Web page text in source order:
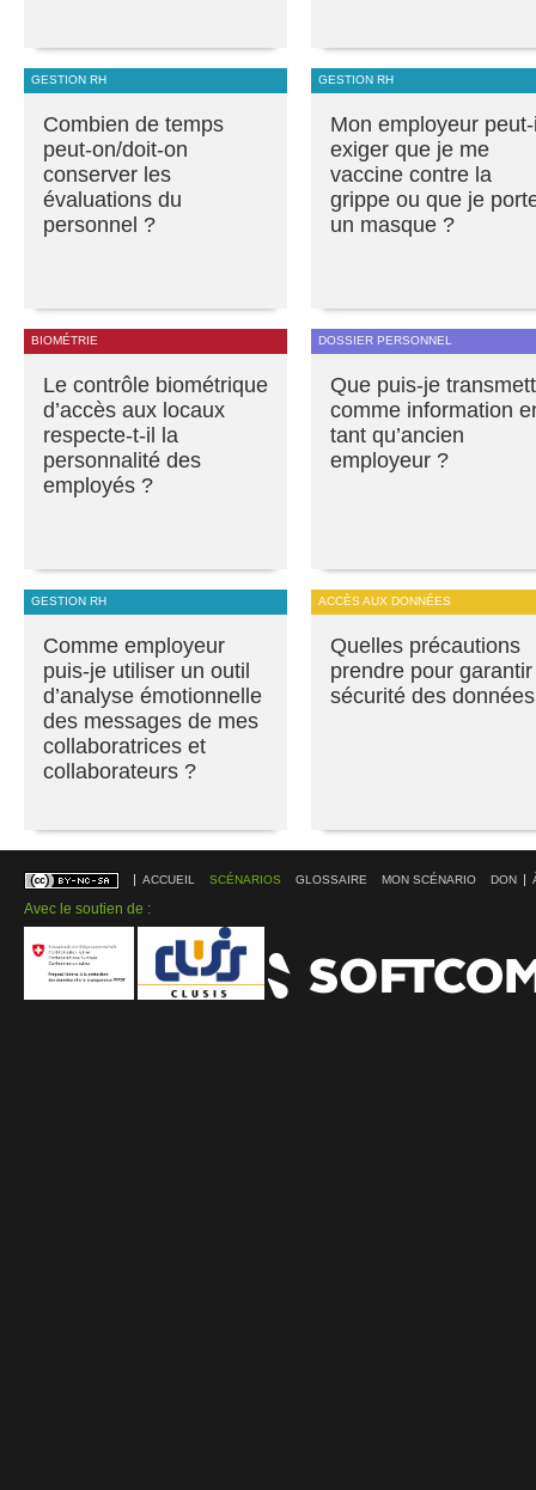
GESTION RH
Combien de temps
peut-on/doit-on
conserver les
évaluations du
personnel ?
GESTION RH
Mon employeur
exiger que je me
vaccine contre la
grippe ou que je
un masque ?
BIOMÉTRIE
Le contrôle biométrique
d’accès aux locaux
respecte-t-il la
personnalité des
employés ?
DOSSIER PERSONNEL
Que puis-je
comme information
tant qu’ancien
employeur ?
GESTION RH
Comme employeur
puis-je utiliser un outil
d’analyse émotionnelle
des messages de mes
collaboratrices et
collaborateurs ?
ACCÈS AUX DONNÉES
Quelles précautions
prendre pour
sécurité des
ACCUEIL SCÉNARIOS GLOSSAIRE MON SCÉNARIO DON
Avec le soutien de :